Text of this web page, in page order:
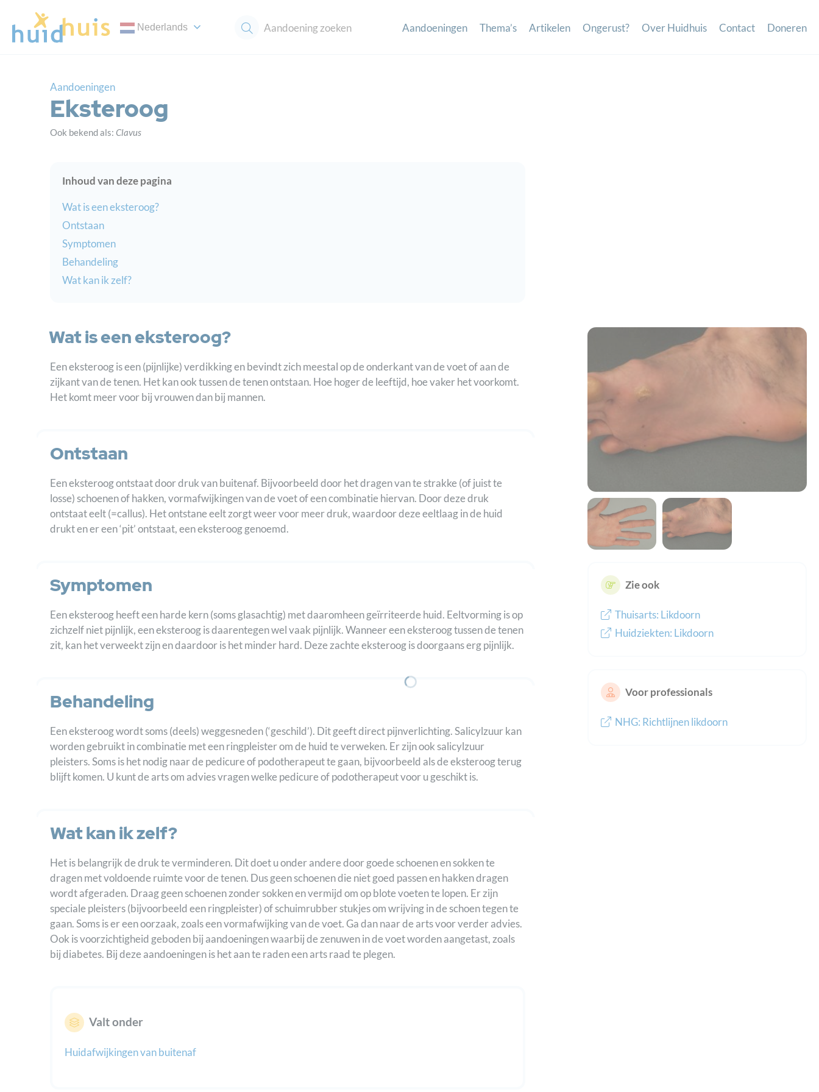
Nederlands Aandoeningen Thema’s Artikelen Ongerust? Over Huidhuis Contact Doneren
Inhoud van deze pagina
Wat is een eksteroog?
Ontstaan
Symptomen
Behandeling
Wat kan ik zelf?
Aandoeningen
Eksteroog
Ook bekend als: Clavus
Wat is een eksteroog?
Een eksteroog is een (pijnlijke) verdikking en bevindt zich meestal op de onderkant van de voet of aan de
zijkant van de tenen. Het kan ook tussen de tenen ontstaan. Hoe hoger de leeftijd, hoe vaker het voorkomt.
Het komt meer voor bij vrouwen dan bij mannen.
Ontstaan
Een eksteroog ontstaat door druk van buitenaf. Bijvoorbeeld door het dragen van te strakke (of juist te
losse) schoenen of hakken, vormafwijkingen van de voet of een combinatie hiervan. Door deze druk
ontstaat eelt (=callus). Het ontstane eelt zorgt weer voor meer druk, waardoor deze eeltlaag in de huid
drukt en er een ‘pit’ ontstaat, een eksteroog genoemd.
Symptomen
Een eksteroog heeft een harde kern (soms glasachtig) met daaromheen geïrriteerde huid. Eeltvorming is op
zichzelf niet pijnlijk, een eksteroog is daarentegen wel vaak pijnlijk. Wanneer een eksteroog tussen de tenen
zit, kan het verweekt zijn en daardoor is het minder hard. Deze zachte eksteroog is doorgaans erg pijnlijk.
Behandeling
Een eksteroog wordt soms (deels) weggesneden (‘geschild’). Dit geeft direct pijnverlichting. Salicylzuur kan
worden gebruikt in combinatie met een ringpleister om de huid te verweken. Er zijn ook salicylzuur
pleisters. Soms is het nodig naar de pedicure of podotherapeut te gaan, bijvoorbeeld als de eksteroog terug
blijft komen. U kunt de arts om advies vragen welke pedicure of podotherapeut voor u geschikt is.
Wat kan ik zelf?
Het is belangrijk de druk te verminderen. Dit doet u onder andere door goede schoenen en sokken te
dragen met voldoende ruimte voor de tenen. Dus geen schoenen die niet goed passen en hakken dragen
wordt afgeraden. Draag geen schoenen zonder sokken en vermijd om op blote voeten te lopen. Er zijn
speciale pleisters (bijvoorbeeld een ringpleister) of schuimrubber stukjes om wrijving in de schoen tegen te
gaan. Soms is er een oorzaak, zoals een vormafwijking van de voet. Ga dan naar de arts voor verder advies.
Ook is voorzichtigheid geboden bij aandoeningen waarbij de zenuwen in de voet worden aangetast, zoals
bij diabetes. Bij deze aandoeningen is het aan te raden een arts raad te plegen.
Valt onder
Huidafwijkingen van buitenaf
Zie ook
Thuisarts: Likdoorn
Huidziekten: Likdoorn
Voor professionals
NHG: Richtlijnen likdoorn